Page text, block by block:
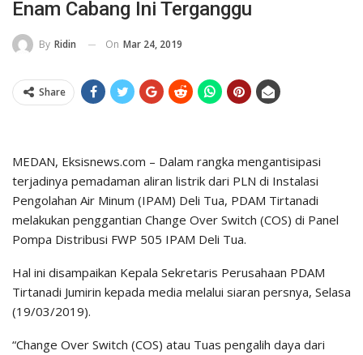
Enam Cabang Ini Terganggu
By Ridin On Mar 24, 2019
Share
MEDAN, Eksisnews.com – Dalam rangka mengantisipasi
terjadinya pemadaman aliran listrik dari PLN di Instalasi
Pengolahan Air Minum (IPAM) Deli Tua, PDAM Tirtanadi
melakukan penggantian Change Over Switch (COS) di Panel
Pompa Distribusi FWP 505 IPAM Deli Tua.
Hal ini disampaikan Kepala Sekretaris Perusahaan PDAM
Tirtanadi Jumirin kepada media melalui siaran persnya, Selasa
(19/03/2019).
“Change Over Switch (COS) atau Tuas pengalih daya dari